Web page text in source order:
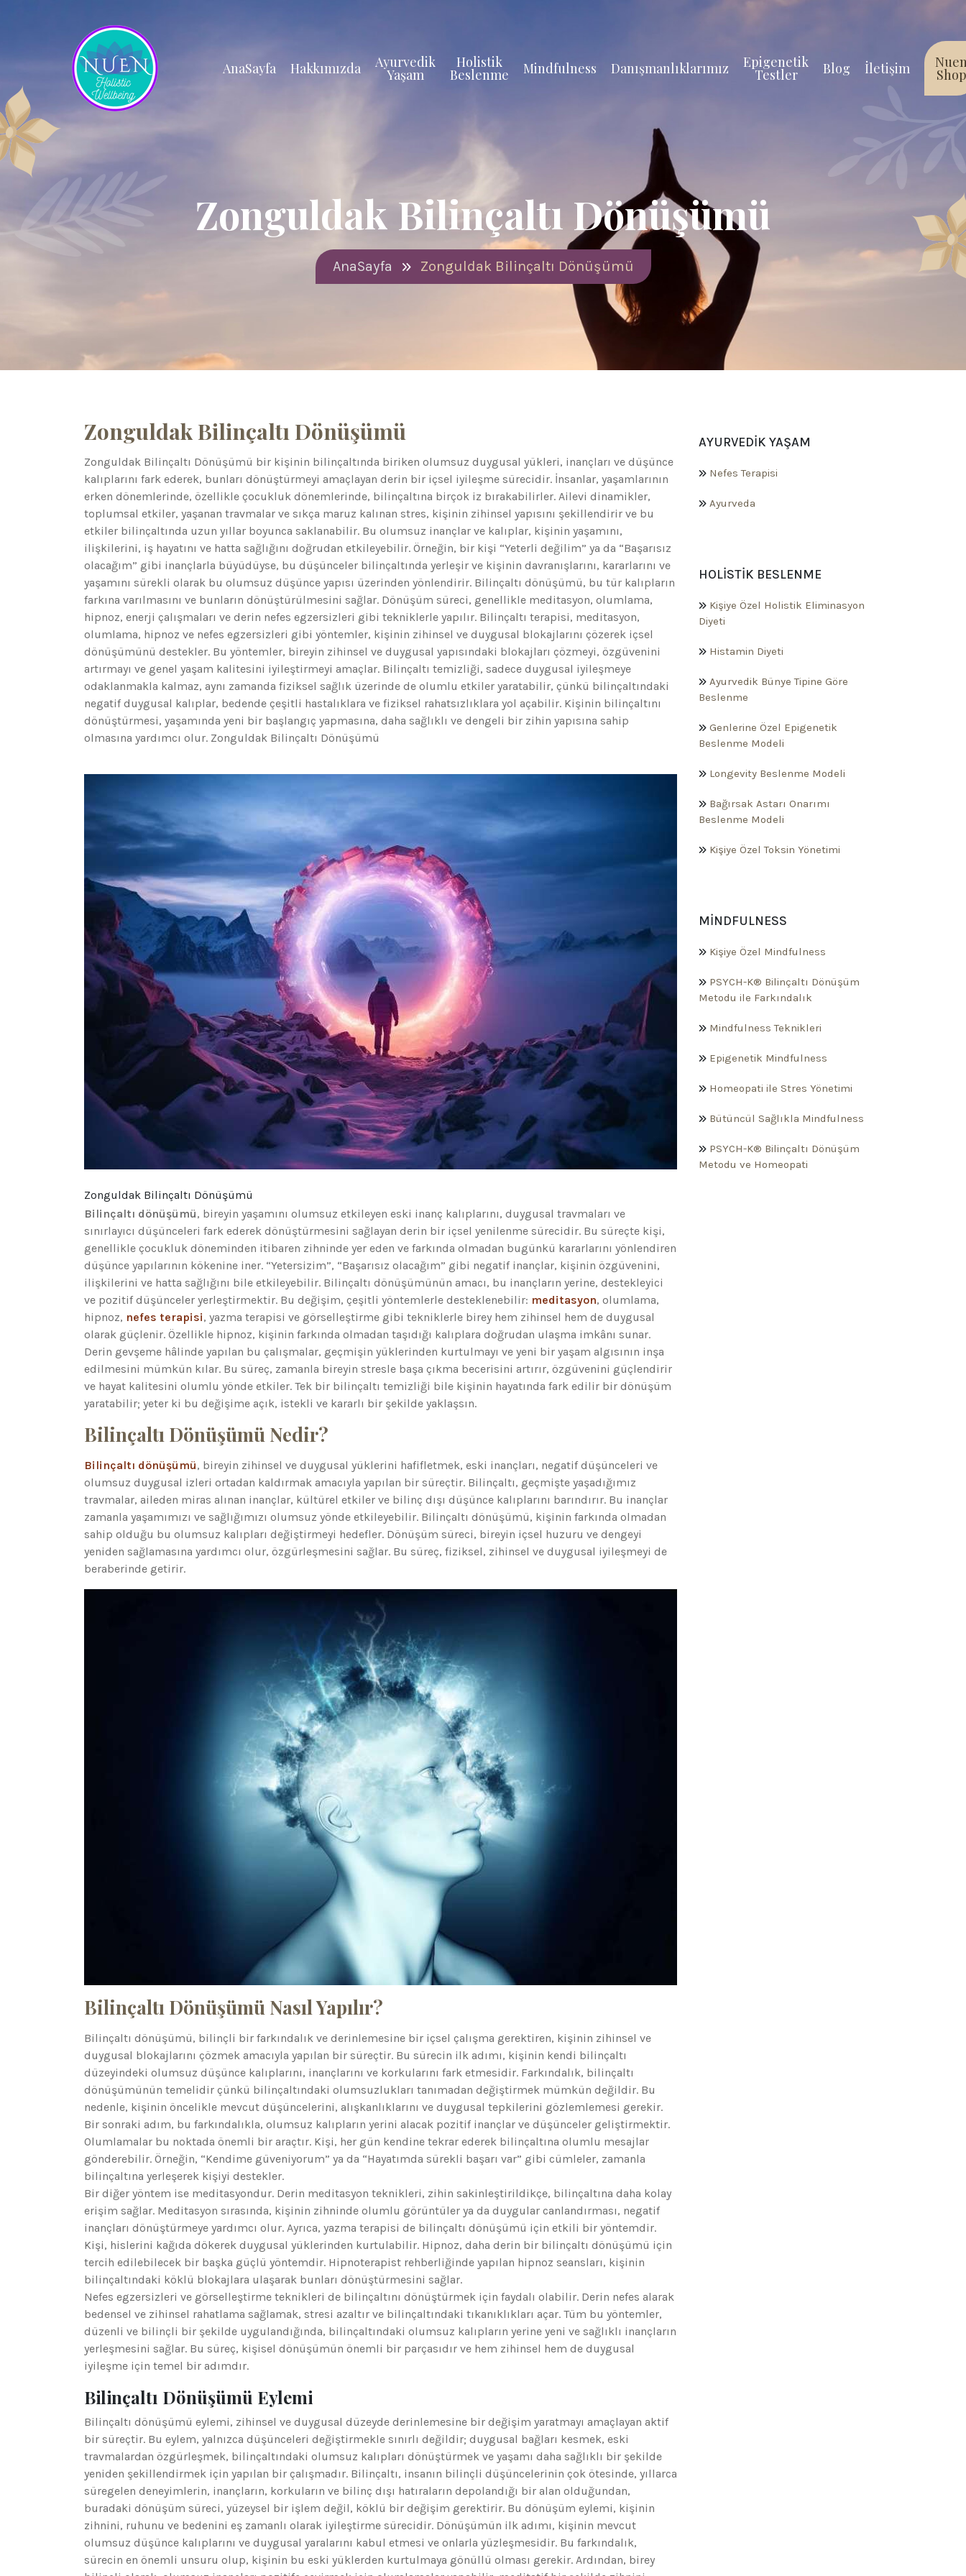
AnaSayfa Hakkımızda Ayurvedik
Yaşam
Holistik
Beslenme Mindfulness Danışmanlıklarımız Epigenetik
Testler Blog İletişim Shop
Zonguldak Bilinçaltı Dönüşümü
AnaSayfa Zonguldak Bilinçaltı Dönüşümü
Zonguldak Bilinçaltı Dönüşümü
Zonguldak Bilinçaltı Dönüşümü bir kişinin bilinçaltında biriken olumsuz duygusal yükleri, inançları ve düşünce
kalıplarını fark ederek, bunları dönüştürmeyi amaçlayan derin bir içsel iyileşme sürecidir. İnsanlar, yaşamlarının
erken dönemlerinde, özellikle çocukluk dönemlerinde, bilinçaltına birçok iz bırakabilirler. Ailevi dinamikler,
toplumsal etkiler, yaşanan travmalar ve sıkça maruz kalınan stres, kişinin zihinsel yapısını şekillendirir ve bu
etkiler bilinçaltında uzun yıllar boyunca saklanabilir. Bu olumsuz inançlar ve kalıplar, kişinin yaşamını,
ilişkilerini, iş hayatını ve hatta sağlığını doğrudan etkileyebilir. Örneğin, bir kişi “Yeterli değilim” ya da “Başarısız
olacağım” gibi inançlarla büyüdüyse, bu düşünceler bilinçaltında yerleşir ve kişinin davranışlarını, kararlarını ve
yaşamını sürekli olarak bu olumsuz düşünce yapısı üzerinden yönlendirir. Bilinçaltı dönüşümü, bu tür kalıpların
farkına varılmasını ve bunların dönüştürülmesini sağlar. Dönüşüm süreci, genellikle meditasyon, olumlama,
hipnoz, enerji çalışmaları ve derin nefes egzersizleri gibi tekniklerle yapılır. Bilinçaltı terapisi, meditasyon,
olumlama, hipnoz ve nefes egzersizleri gibi yöntemler, kişinin zihinsel ve duygusal blokajlarını çözerek içsel
dönüşümünü destekler. Bu yöntemler, bireyin zihinsel ve duygusal yapısındaki blokajları çözmeyi, özgüvenini
artırmayı ve genel yaşam kalitesini iyileştirmeyi amaçlar. Bilinçaltı temizliği, sadece duygusal iyileşmeye
odaklanmakla kalmaz, aynı zamanda fiziksel sağlık üzerinde de olumlu etkiler yaratabilir, çünkü bilinçaltındaki
negatif duygusal kalıplar, bedende çeşitli hastalıklara ve fiziksel rahatsızlıklara yol açabilir. Kişinin bilinçaltını
dönüştürmesi, yaşamında yeni bir başlangıç yapmasına, daha sağlıklı ve dengeli bir zihin yapısına sahip
olmasına yardımcı olur. Zonguldak Bilinçaltı Dönüşümü
Zonguldak Bilinçaltı Dönüşümü
Bilinçaltı dönüşümü, bireyin yaşamını olumsuz etkileyen eski inanç kalıplarını, duygusal travmaları ve
sınırlayıcı düşünceleri fark ederek dönüştürmesini sağlayan derin bir içsel yenilenme sürecidir. Bu süreçte kişi,
genellikle çocukluk döneminden itibaren zihninde yer eden ve farkında olmadan bugünkü kararlarını yönlendiren
düşünce yapılarının kökenine iner. “Yetersizim”, “Başarısız olacağım” gibi negatif inançlar, kişinin özgüvenini,
ilişkilerini ve hatta sağlığını bile etkileyebilir. Bilinçaltı dönüşümünün amacı, bu inançların yerine, destekleyici
ve pozitif düşünceler yerleştirmektir. Bu değişim, çeşitli yöntemlerle desteklenebilir: meditasyon, olumlama,
hipnoz, nefes terapisi, yazma terapisi ve görselleştirme gibi tekniklerle birey hem zihinsel hem de duygusal
olarak güçlenir. Özellikle hipnoz, kişinin farkında olmadan taşıdığı kalıplara doğrudan ulaşma imkânı sunar.
Derin gevşeme hâlinde yapılan bu çalışmalar, geçmişin yüklerinden kurtulmayı ve yeni bir yaşam algısının inşa
edilmesini mümkün kılar. Bu süreç, zamanla bireyin stresle başa çıkma becerisini artırır, özgüvenini güçlendirir
ve hayat kalitesini olumlu yönde etkiler. Tek bir bilinçaltı temizliği bile kişinin hayatında fark edilir bir dönüşüm
yaratabilir; yeter ki bu değişime açık, istekli ve kararlı bir şekilde yaklaşsın.
Bilinçaltı Dönüşümü Nedir?
Bilinçaltı dönüşümü, bireyin zihinsel ve duygusal yüklerini hafifletmek, eski inançları, negatif düşünceleri ve
olumsuz duygusal izleri ortadan kaldırmak amacıyla yapılan bir süreçtir. Bilinçaltı, geçmişte yaşadığımız
travmalar, aileden miras alınan inançlar, kültürel etkiler ve bilinç dışı düşünce kalıplarını barındırır. Bu inançlar
zamanla yaşamımızı ve sağlığımızı olumsuz yönde etkileyebilir. Bilinçaltı dönüşümü, kişinin farkında olmadan
sahip olduğu bu olumsuz kalıpları değiştirmeyi hedefler. Dönüşüm süreci, bireyin içsel huzuru ve dengeyi
yeniden sağlamasına yardımcı olur, özgürleşmesini sağlar. Bu süreç, fiziksel, zihinsel ve duygusal iyileşmeyi de
beraberinde getirir.
Bilinçaltı Dönüşümü Nasıl Yapılır?
Bilinçaltı dönüşümü, bilinçli bir farkındalık ve derinlemesine bir içsel çalışma gerektiren, kişinin zihinsel ve
duygusal blokajlarını çözmek amacıyla yapılan bir süreçtir. Bu sürecin ilk adımı, kişinin kendi bilinçaltı
düzeyindeki olumsuz düşünce kalıplarını, inançlarını ve korkularını fark etmesidir. Farkındalık, bilinçaltı
dönüşümünün temelidir çünkü bilinçaltındaki olumsuzlukları tanımadan değiştirmek mümkün değildir. Bu
nedenle, kişinin öncelikle mevcut düşüncelerini, alışkanlıklarını ve duygusal tepkilerini gözlemlemesi gerekir.
Bir sonraki adım, bu farkındalıkla, olumsuz kalıpların yerini alacak pozitif inançlar ve düşünceler geliştirmektir.
Olumlamalar bu noktada önemli bir araçtır. Kişi, her gün kendine tekrar ederek bilinçaltına olumlu mesajlar
gönderebilir. Örneğin, “Kendime güveniyorum” ya da “Hayatımda sürekli başarı var” gibi cümleler, zamanla
bilinçaltına yerleşerek kişiyi destekler.
Bir diğer yöntem ise meditasyondur. Derin meditasyon teknikleri, zihin sakinleştirildikçe, bilinçaltına daha kolay
erişim sağlar. Meditasyon sırasında, kişinin zihninde olumlu görüntüler ya da duygular canlandırması, negatif
inançları dönüştürmeye yardımcı olur. Ayrıca, yazma terapisi de bilinçaltı dönüşümü için etkili bir yöntemdir.
Kişi, hislerini kağıda dökerek duygusal yüklerinden kurtulabilir. Hipnoz, daha derin bir bilinçaltı dönüşümü için
tercih edilebilecek bir başka güçlü yöntemdir. Hipnoterapist rehberliğinde yapılan hipnoz seansları, kişinin
bilinçaltındaki köklü blokajlara ulaşarak bunları dönüştürmesini sağlar.
Nefes egzersizleri ve görselleştirme teknikleri de bilinçaltını dönüştürmek için faydalı olabilir. Derin nefes alarak
bedensel ve zihinsel rahatlama sağlamak, stresi azaltır ve bilinçaltındaki tıkanıklıkları açar. Tüm bu yöntemler,
düzenli ve bilinçli bir şekilde uygulandığında, bilinçaltındaki olumsuz kalıpların yerine yeni ve sağlıklı inançların
yerleşmesini sağlar. Bu süreç, kişisel dönüşümün önemli bir parçasıdır ve hem zihinsel hem de duygusal
iyileşme için temel bir adımdır.
Bilinçaltı Dönüşümü Eylemi
Bilinçaltı dönüşümü eylemi, zihinsel ve duygusal düzeyde derinlemesine bir değişim yaratmayı amaçlayan aktif
bir süreçtir. Bu eylem, yalnızca düşünceleri değiştirmekle sınırlı değildir; duygusal bağları kesmek, eski
travmalardan özgürleşmek, bilinçaltındaki olumsuz kalıpları dönüştürmek ve yaşamı daha sağlıklı bir şekilde
yeniden şekillendirmek için yapılan bir çalışmadır. Bilinçaltı, insanın bilinçli düşüncelerinin çok ötesinde, yıllarca
süregelen deneyimlerin, inançların, korkuların ve bilinç dışı hatıraların depolandığı bir alan olduğundan,
buradaki dönüşüm süreci, yüzeysel bir işlem değil, köklü bir değişim gerektirir. Bu dönüşüm eylemi, kişinin
zihnini, ruhunu ve bedenini eş zamanlı olarak iyileştirme sürecidir. Dönüşümün ilk adımı, kişinin mevcut
olumsuz düşünce kalıplarını ve duygusal yaralarını kabul etmesi ve onlarla yüzleşmesidir. Bu farkındalık,
sürecin en önemli unsuru olup, kişinin bu eski yüklerden kurtulmaya gönüllü olması gerekir. Ardından, birey
AYURVEDIK YAŞAM
Nefes Terapisi
Ayurveda
HOLISTIK BESLENME
Kişiye Özel Holistik Eliminasyon
Diyeti
Histamin Diyeti
Ayurvedik Bünye Tipine Göre
Beslenme
Genlerine Özel Epigenetik
Beslenme Modeli
Longevity Beslenme Modeli
Bağırsak Astarı Onarımı
Beslenme Modeli
Kişiye Özel Toksin Yönetimi
MINDFULNESS
Kişiye Özel Mindfulness
PSYCH-K® Bilinçaltı Dönüşüm
Metodu ile Farkındalık
Mindfulness Teknikleri
Epigenetik Mindfulness
Homeopati ile Stres Yönetimi
Bütüncül Sağlıkla Mindfulness
PSYCH-K® Bilinçaltı Dönüşüm
Metodu ve Homeopati